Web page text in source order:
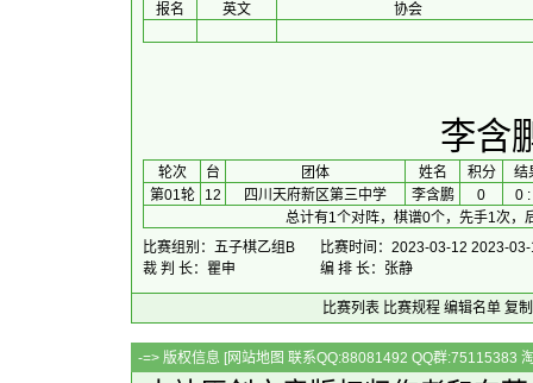
报名
英文 协会
李含
轮次 台 团体 姓名 积分
结
第01轮
12 四川天府新区第三中学 李含鹏 0
0 :
总计有1个对阵，棋谱0个，先手1次，
比赛组别：五子棋乙组B
比赛时间：2023-03-12 2023-
裁 判 长：瞿申
编 排 长：张静
比赛列表 比赛规程 编辑名单 复
-=> 版权信息 [网站地图 联系QQ:88081492 QQ群:75115383